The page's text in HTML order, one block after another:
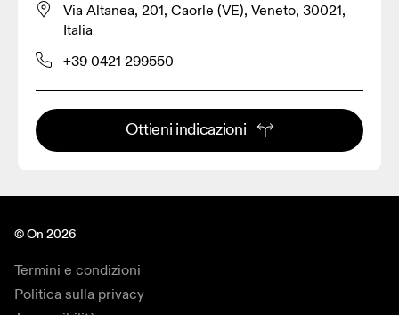
Via Altanea, 201, Caorle (VE), Veneto, 30021,
Italia
+39 0421 299550
Ottieni indicazioni
© On 2026
Termini e condizioni
Politica sulla privacy